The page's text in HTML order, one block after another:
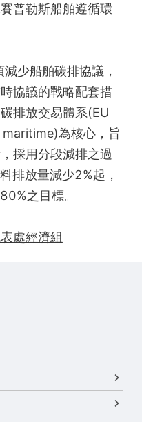
普勒斯船舶遵循環
少船舶碳排協議，
協議的戰略配套措
排放交易體系(EU
為核心，旨
採用分段減排之過
排放量減少2%起，
之目標。
處經濟組